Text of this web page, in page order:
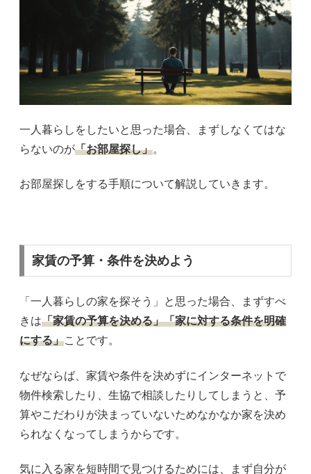
一人暮らしをしたいと思った場合、まずしなくてはな
らないのが「お部屋探し」。
お部屋探しをする手順について解説していきます。
家賃の予算・条件を決めよう
「一人暮らしの家を探そう」と思った場合、まずすべ
きは「家賃の予算を決める」「家に対する条件を明確
にする」ことです。
なぜならば、家賃や条件を決めずにインターネットで
物件検索したり、生協で相談したりしてしまうと、予
算やこだわりが決まっていないためなかなか家を決め
られなくなってしまうからです。
気に入る家を短時間で見つけるためには、まず自分が